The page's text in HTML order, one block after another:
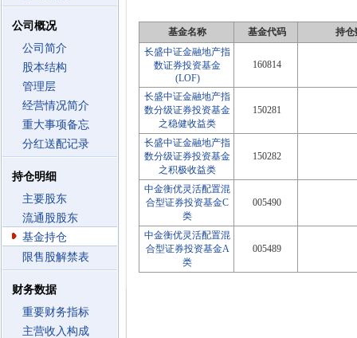
公司概况
公司简介
股本结构
管理层
经营情况简介
重大事项备忘
分红送配记录
持仓明细
主要股东
流通股股东
基金持仓
限售股解禁表
财务数据
重要财务指标
主营收入构成
基金名称 基金代码
持仓
长盛中证金融地产指
数证券投资基金
(LOF)
160814
长盛中证金融地产指
数分级证券投资基金
之稳健收益类
150281
长盛中证金融地产指
数分级证券投资基金
之积极收益类
150282
中金衡优灵活配置混
合型证券投资基金C
类
005490
中金衡优灵活配置混
合型证券投资基金A
类
005489